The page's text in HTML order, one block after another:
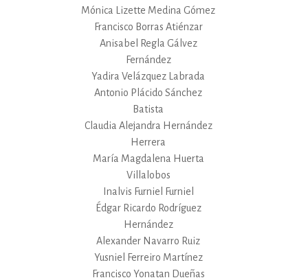
Mónica Lizette Medina Gómez
Francisco Borras Atiénzar
Anisabel Regla Gálvez
Fernández
Yadira Velázquez Labrada
Antonio Plácido Sánchez
Batista
Claudia Alejandra Hernández
Herrera
María Magdalena Huerta
Villalobos
Inalvis Furniel Furniel
Édgar Ricardo Rodríguez
Hernández
Alexander Navarro Ruiz
Yusniel Ferreiro Martínez
Francisco Yonatan Dueñas